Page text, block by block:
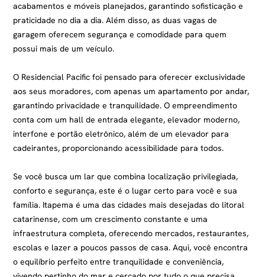
acabamentos e móveis planejados, garantindo sofisticação e
praticidade no dia a dia. Além disso, as duas vagas de
garagem oferecem segurança e comodidade para quem
possui mais de um veículo.
O Residencial Pacific foi pensado para oferecer exclusividade
aos seus moradores, com apenas um apartamento por andar,
garantindo privacidade e tranquilidade. O empreendimento
conta com um hall de entrada elegante, elevador moderno,
interfone e portão eletrônico, além de um elevador para
cadeirantes, proporcionando acessibilidade para todos.
Se você busca um lar que combina localização privilegiada,
conforto e segurança, este é o lugar certo para você e sua
família. Itapema é uma das cidades mais desejadas do litoral
catarinense, com um crescimento constante e uma
infraestrutura completa, oferecendo mercados, restaurantes,
escolas e lazer a poucos passos de casa. Aqui, você encontra
o equilíbrio perfeito entre tranquilidade e conveniência,